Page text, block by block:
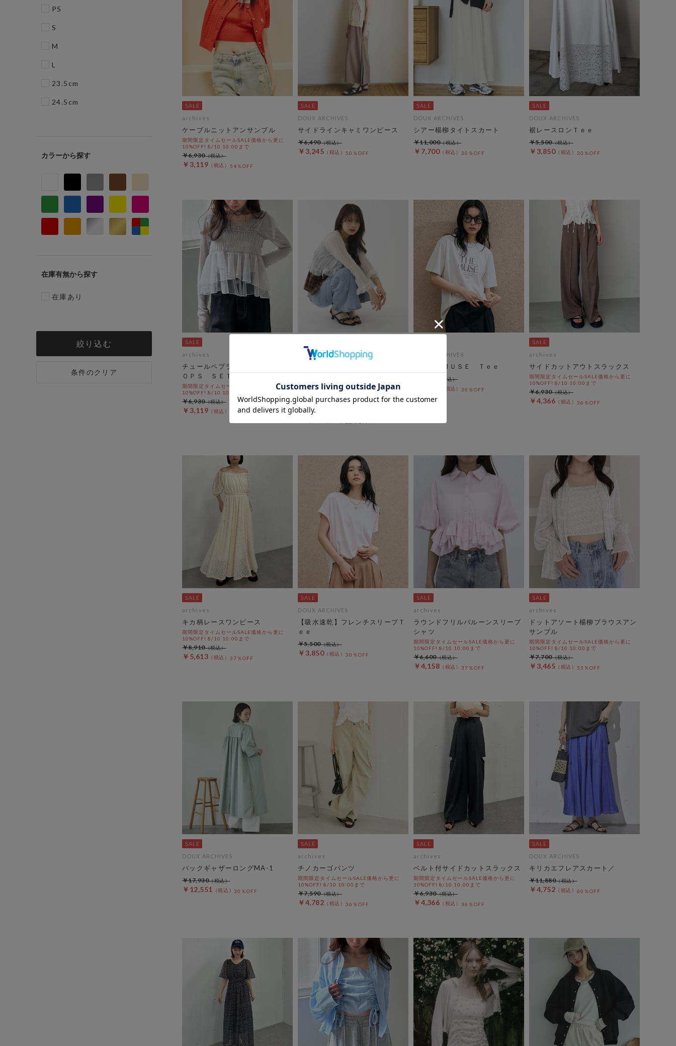
PS
S
M
L
23.5cm
24.5cm
カラー
在庫有無
在庫あり
絞り込む
条件のクリア
archives
ケーブルニットアンサンブル
期間限定タイムセールSALE価格から更に
10%OFF! 8/10 10:00まで
￥3,119 54％OFF
￥6,930
DOUX ARCHIVES
サイドラインキャミワンピース
￥3,245 50％OFF
￥6,490
DOUX ARCHIVES
シアー楊柳タイトスカート
￥7,700 30％OFF
￥11,000
DOUX ARCHIVES
裾レースロンＴｅｅ
￥3,850 30％OFF
￥5,500
archives
チュールペプラムキャミ×リブＴ
ＯＰＳ ＳＥＴ
期間限定タイムセールSALE価格から更に
10%OFF! 8/10 10:00まで
￥3,119 54％OFF
￥6,930
archives
ニットカーディガン
期間限定タイムセールSALE価格から更に
10%OFF! 8/10 10:00まで
￥5,500
DOUX ARCHIVES
ＴＨＥ ＭＵＳＥ Ｔｅｅ
30％OFF
archives
サイドカットアウトスラックス
期間限定タイムセールSALE価格から更に
10%OFF! 8/10 10:00まで
￥4,366 36％OFF
￥6,930
archives
キカ柄レースワンピース
期間限定タイムセールSALE価格から更に
10%OFF! 8/10 10:00まで
￥5,613 37％OFF
￥8,910
DOUX ARCHIVES
【吸水速乾】フレンチスリーブＴ
ｅｅ
￥3,850 30％OFF
￥5,500
archives
ラウンドフリルバルーンスリーブ
シャツ
期間限定タイムセールSALE価格から更に
10%OFF! 8/10 10:00まで
￥4,158 37％OFF
￥6,600
archives
ドットアソート楊柳ブラウスアン
サンブル
期間限定タイムセールSALE価格から更に
10%OFF! 8/10 10:00まで
￥3,465 55％OFF
￥7,700
DOUX ARCHIVES
バックギャザーロングMA-1
￥12,551 30％OFF
￥17,930
archives
チノカーゴパンツ
期間限定タイムセールSALE価格から更に
10%OFF! 8/10 10:00まで
￥4,782 36％OFF
￥7,590
archives
ベルト付サイドカットスラックス
期間限定タイムセールSALE価格から更に
10%OFF! 8/10 10:00まで
￥4,366 36％OFF
￥6,930
DOUX ARCHIVES
キリカエフレアスカート／
￥4,752 60％OFF
￥11,880